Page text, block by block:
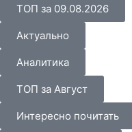
ТОП за 09.08.2026
Актуально
Аналитика
ТОП за Август
Интересно почитать